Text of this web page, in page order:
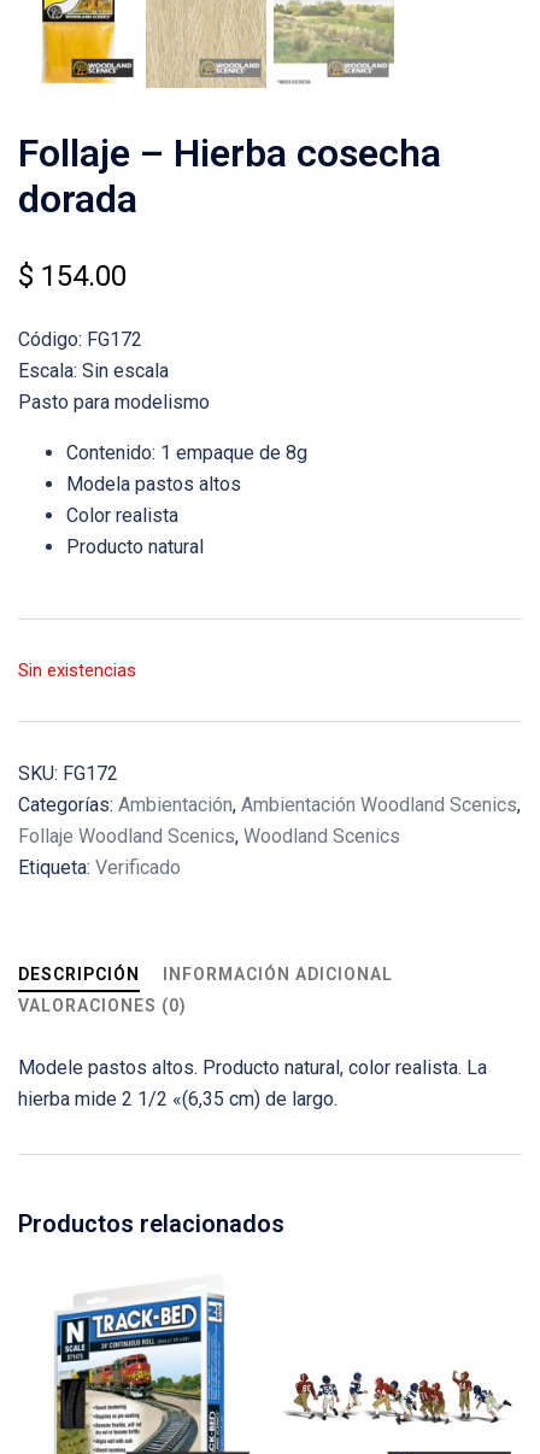
Follaje – Hierba cosecha
dorada
$ 154.00
Código: FG172
Escala: Sin escala
Pasto para modelismo
Contenido: 1 empaque de 8g
Modela pastos altos
Color realista
Producto natural
Sin existencias
SKU: FG172
Categorías: Ambientación, Ambientación Woodland Scenics,
Follaje Woodland Scenics, Woodland Scenics
Etiqueta: Verificado
DESCRIPCIÓN
INFORMACIÓN ADICIONAL
VALORACIONES (0)
Modele pastos altos. Producto natural, color realista. La
hierba mide 2 1/2 «(6,35 cm) de largo.
Productos relacionados